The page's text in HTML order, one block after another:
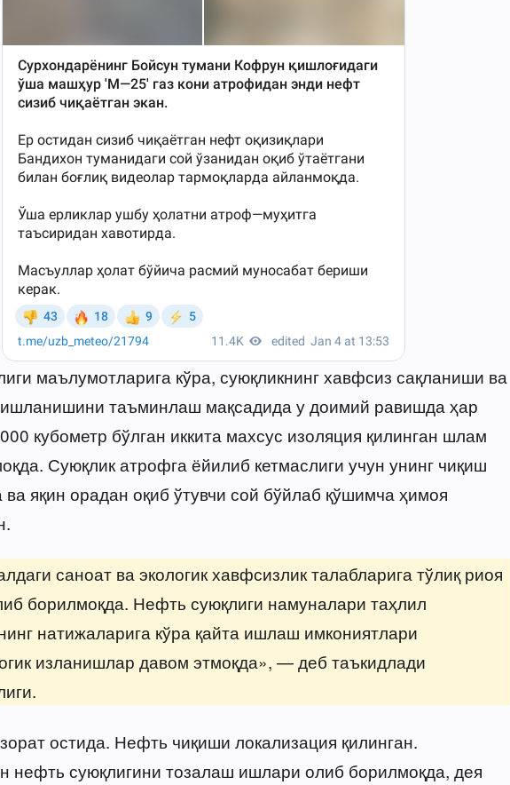
маълумотларига кўра, суюқликнинг хавфсиз сақланиши ва
ишланишини таъминлаш мақсадида у доимий равишда ҳар
кубометр бўлган иккита махсус изоляция қилинган шлам
Суюқлик атрофга ёйилиб кетмаслиги учун унинг чиқиш
яқин орадан оқиб ўтувчи сой бўйлаб қўшимча ҳимоя
саноат ва экологик хавфсизлик талабларига тўлиқ риоя
борилмоқда. Нефть суюқлиги намуналари таҳлил
натижаларига кўра қайта ишлаш имкониятлари
изланишлар давом этмоқда», — деб таъкидлади
остида. Нефть чиқиши локализация қилинган.
нефть суюқлигини тозалаш ишлари олиб борилмоқда, дея